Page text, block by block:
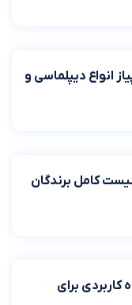
انواع دیپلماسی و
کامل برندگان
ولخرجی نکنیم؟ ۱۷ راه کاربردی برای